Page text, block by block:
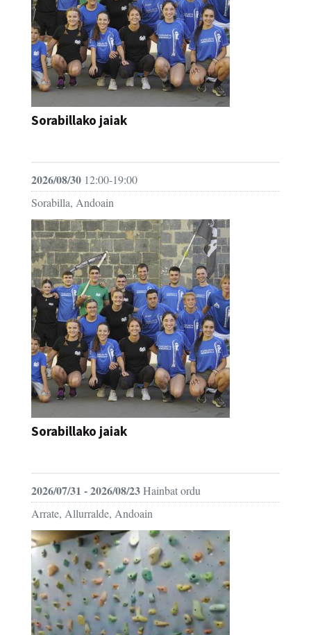
Sorabillako jaiak
2026/08/30 12:00-19:00
Sorabilla, Andoain
Sorabillako jaiak
2026/07/31 - 2026/08/23Hainbat ordu
Arrate, Allurralde, Andoain